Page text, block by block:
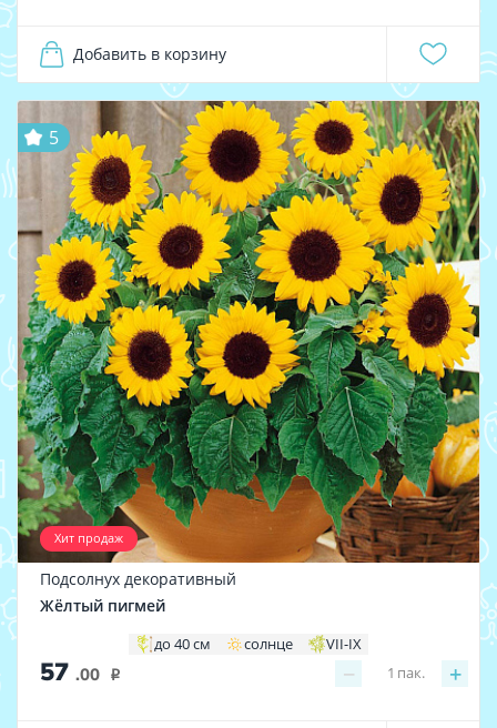
Добавить в корзину
Хит продаж
5
Подсолнух декоративный
Жёлтый пигмей
до 40 см солнце VII-IX
57 .00 i − +
1 пак.